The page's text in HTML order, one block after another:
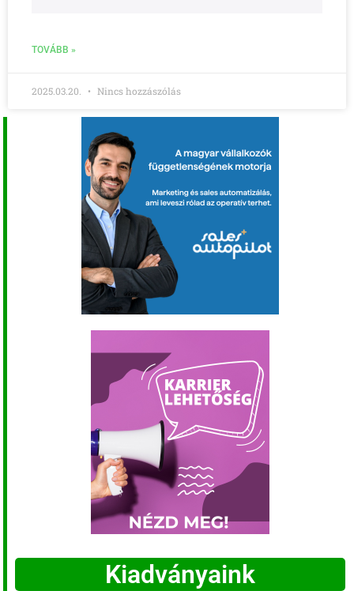
TOVÁBB »
2025.03.20. Nincs hozzászólás
Kiadványaink